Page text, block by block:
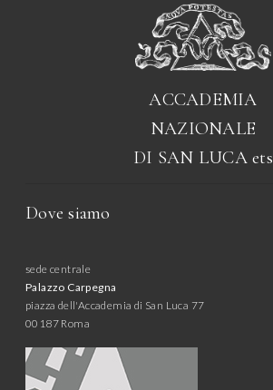
ACCADEMIA
NAZIONALE
DI SAN LUCAets
Dove siamo
sede centrale
Palazzo Carpegna
piazza dell'Accademia di San Luca 77
00187 Roma